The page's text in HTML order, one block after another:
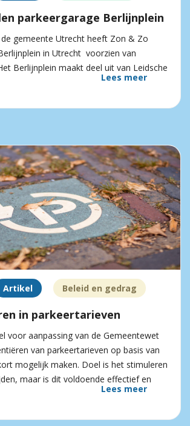
parkeergarage Berlijnplein
gemeente Utrecht heeft Zon & Zo
in Utrecht voorzien van
Berlijnplein maakt deel uit van Leidsche
Lees meer
Artikel Beleid en gedrag
in parkeertarieven
voor aanpassing van de Gemeentewet
van parkeertarieven op basis van
mogelijk maken. Doel is het stimuleren
maar is dit voldoende effectief en
Lees meer